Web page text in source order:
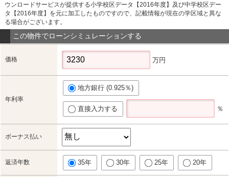
ウンロードサービスが提供する小学校区データ【2016年度】及び中学校区デー
タ【2016年度】を元に加工したものですので、記載情報が現在の学区域と異な
る場合がございます。
この物件でローンシミュレーションする
価格 万円
年利率
地方銀行 (0.925％)
直接入力する ％
ボーナス払い
返済年数 35年 30年 25年 20年